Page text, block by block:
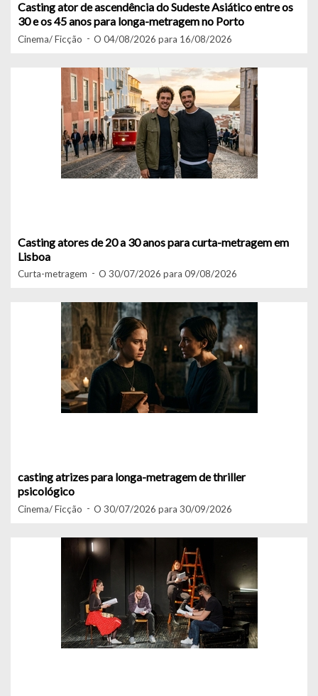
Casting ator de ascendência do Sudeste Asiático entre os
30 e os 45 anos para longa-metragem no Porto
Cinema/ Ficção O 04/08/2026 para 16/08/2026
Casting atores de 20 a 30 anos para curta-metragem em
Lisboa
Curta-metragem O 30/07/2026 para 09/08/2026
casting atrizes para longa-metragem de thriller
psicológico
Cinema/ Ficção O 30/07/2026 para 30/09/2026